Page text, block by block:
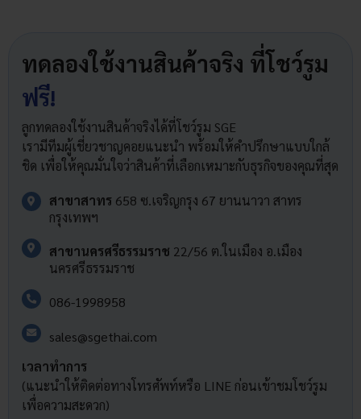
ทดลองใช้งานสินค้าจริง ที่โชว์รูม
ฟรี!
ลูกทดลองใช้งานสินค้าจริงได้ที่โชว์รูม SGE
เรามีทีมผู้เชี่ยวชาญคอยแนะนำ พร้อมให้คำปรึกษาแบบใกล้
ชิด เพื่อให้คุณมั่นใจว่าสินค้าที่เลือกเหมาะกับธุรกิจของคุณที่สุด
สาขาสาทร658 ซ.เจริญกรุง 67 ยานนาวา สาทร
กรุงเทพฯ
สาขานครศรีธรรมราช 22/56 ต.ในเมือง อ.เมือง
นครศรีธรรมราช
086-1998958
sales@sgethai.com
เวลาทำการ
(แนะนำให้ติดต่อทางโทรศัพท์หรือ LINE ก่อนเข้าชมโชว์รูม
เพื่อความสะดวก)